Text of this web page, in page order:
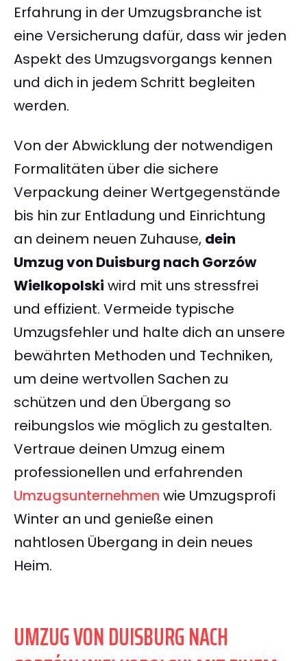
Erfahrung in der Umzugsbranche ist
eine Versicherung dafür, dass wir jeden
Aspekt des Umzugsvorgangs kennen
und dich in jedem Schritt begleiten
werden.
Von der Abwicklung der notwendigen
Formalitäten über die sichere
Verpackung deiner Wertgegenstände
bis hin zur Entladung und Einrichtung
an deinem neuen Zuhause, dein
Umzug von Duisburg nach Gorzów
Wielkopolski wird mit uns stressfrei
und effizient. Vermeide typische
Umzugsfehler und halte dich an unsere
bewährten Methoden und Techniken,
um deine wertvollen Sachen zu
schützen und den Übergang so
reibungslos wie möglich zu gestalten.
Vertraue deinen Umzug einem
professionellen und erfahrenden
Umzugsunternehmen wie Umzugsprofi
Winter an und genieße einen
nahtlosen Übergang in dein neues
Heim.
UMZUG VON DUISBURG NACH